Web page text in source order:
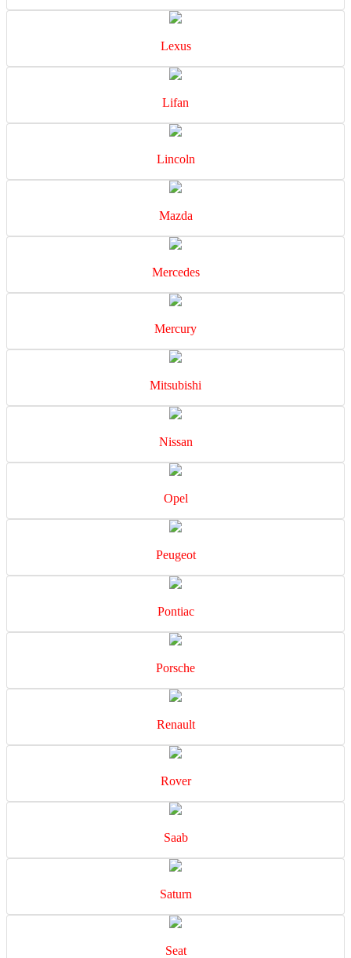
Lexus
Lifan
Lincoln
Mazda
Mercedes
Mercury
Mitsubishi
Nissan
Opel
Peugeot
Pontiac
Porsche
Renault
Rover
Saab
Saturn
Seat